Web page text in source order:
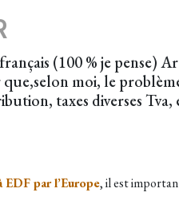
(100 % je
moi, le
taxes diverses
par l’Europe, il est